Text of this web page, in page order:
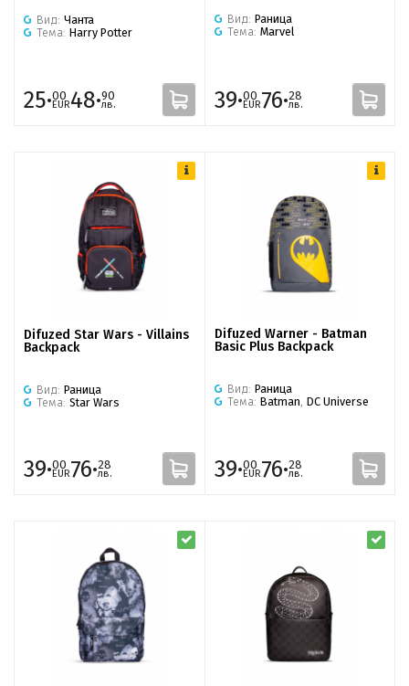
Вид: Чанта
Тема: Harry Potter
25·00
EUR48·90
лв.
Вид: Раница
Тема: Marvel
39·00
EUR76·28
лв.
Difuzed Star Wars - Villains
Backpack
Вид: Раница
Тема: Star Wars
39·00
EUR76·28
лв.
Difuzed Warner - Batman
Basic Plus Backpack
Вид: Раница
Тема: Batman DC Universe
39·00
EUR76·28
лв.